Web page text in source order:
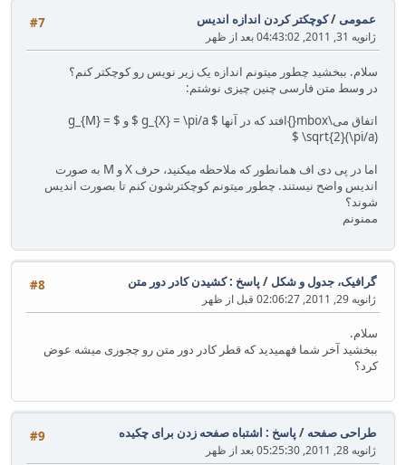
#7 عمومی /کوچکتر کردن اندازه اندیس
ژانویه 31, 2011, 04:43:02 بعد از ظهر
سلام. ببخشید چطور میتونم اندازه یک زیر نویس رو کوچکتر کنم؟
در وسط متن فارسی چنین چیزی نوشتم:
اتفاق می\mbox{}افتد که در آنها $ g_{X} = \pi/a $ و $ g_{M} =
\sqrt{2}(\pi/a) $
اما در پی دی اف همانطور که ملاحظه میکنید، حرف X و M به صورت
اندیس واضح نیستند. چطور میتونم کوچکترشون کنم تا بصورت اندیس
شوند؟
ممنونم
#8 گرافیک، جدول و شکل / پاسخ : کشیدن کادر دور متن
ژانویه 29, 2011, 02:06:27 قبل از ظهر
سلام.
ببخشید آخر شما فهمیدید که قطر کادر دور متن رو چجوری میشه عوض
کرد؟
#9 طراحی صفحه / پاسخ : اشتباه صفحه زدن برای چکیده
ژانویه 28, 2011, 05:25:30 بعد از ظهر